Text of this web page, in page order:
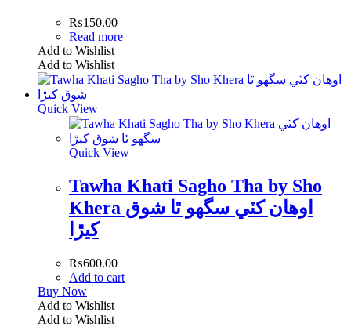
₨150.00
Read more
Add to Wishlist
Add to Wishlist
Quick View
Quick View
Tawha Khati Sagho Tha by Sho
Khera اوھان کٽي سگھو ٿا شوق
کيڙا
₨600.00
Add to cart
Buy Now
Add to Wishlist
Add to Wishlist